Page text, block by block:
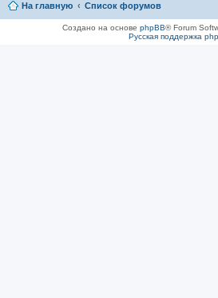
На главную Список форумов
Создано на основе phpBB® Forum
Русская поддержка